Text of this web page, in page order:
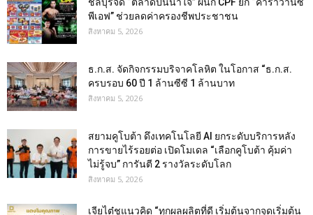
พีเอฟ” ช่วยลดค่าครองชีพประชาชน
สิงหาคม 5, 2026
ธ.ก.ส. จัดกิจกรรมบริจาคโลหิต ในโอกาส “ธ.ก.ส.
ครบรอบ 60 ปี 1 ล้านซีซี 1 ล้านบาท
สิงหาคม 5, 2026
สยามคูโบต้า ดึงเทคโนโลยี AI ยกระดับบริการหลัง
การขายไร้รอยต่อ เปิดโมเดล “เลือกคูโบต้า คุ้มค่า
ไม่รู้จบ” การันตี 2 รางวัลระดับโลก
สิงหาคม 5, 2026
เจียไต๋ชูแนวคิด “ทุกผลผลิตที่ดี เริ่มต้นจากจุดเริ่มต้น